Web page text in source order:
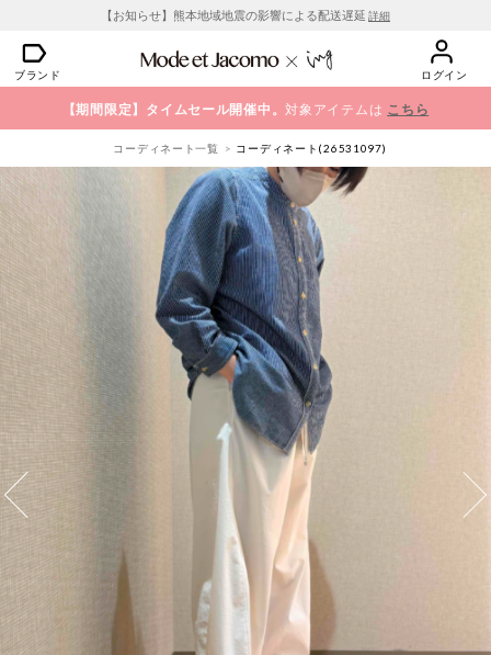
【お知らせ】熊本地域地震の影響による配送遅延 詳細
ブランド ログイン
【期間限定】タイムセール開催中。対象アイテムは こちら
コーディネート一覧 コーディネート(26531097)